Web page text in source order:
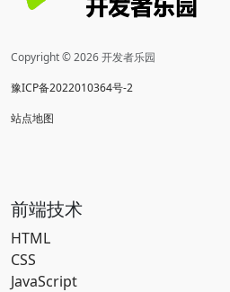
Copyright © 2026 开发者乐园
豫ICP备2022010364号-2
站点地图
前端技术
HTML
CSS
JavaScript